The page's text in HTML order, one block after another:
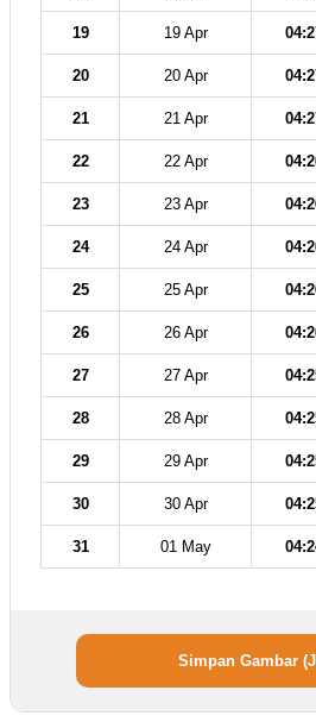
19 19 Apr
20 20 Apr
21 21 Apr
22 22 Apr
23 23 Apr
24 24 Apr
25 25 Apr
26 26 Apr
27 27 Apr
28 28 Apr
29 29 Apr
30 30 Apr
31 01 May
Simpan Gambar